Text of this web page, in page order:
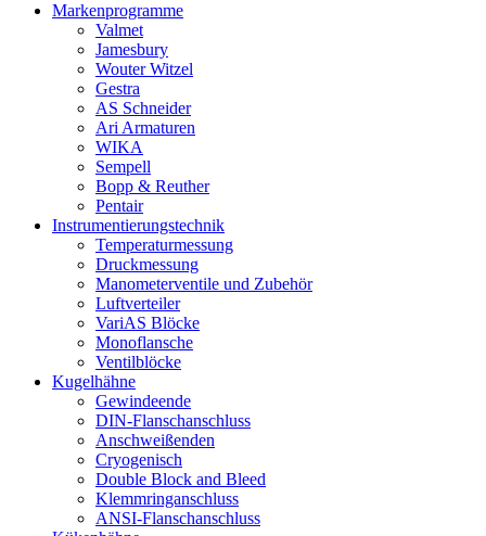
Markenprogramme
Valmet
Jamesbury
Wouter Witzel
Gestra
AS Schneider
Ari Armaturen
WIKA
Sempell
Bopp & Reuther
Pentair
Instrumentierungs­technik
Temperaturmessung
Druckmessung
Manometerventile und Zubehör
Luftverteiler
VariAS Blöcke
Monoflansche
Ventilblöcke
Kugelhähne
Gewindeende
DIN-Flanschanschluss
Anschweißenden
Cryogenisch
Double Block and Bleed
Klemmringanschluss
ANSI-Flanschanschluss